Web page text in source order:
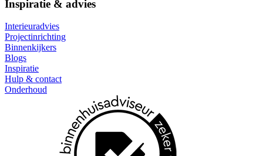
Inspiratie & advies
Interieuradvies
Projectinrichting
Binnenkijkers
Blogs
Inspiratie
Hulp & contact
Onderhoud